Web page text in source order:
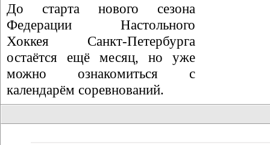
До старта нового сезона
Федерации Настольного
Хоккея Санкт-Петербурга
остаётся ещё месяц, но уже
можно ознакомиться с
календарём соревнований.